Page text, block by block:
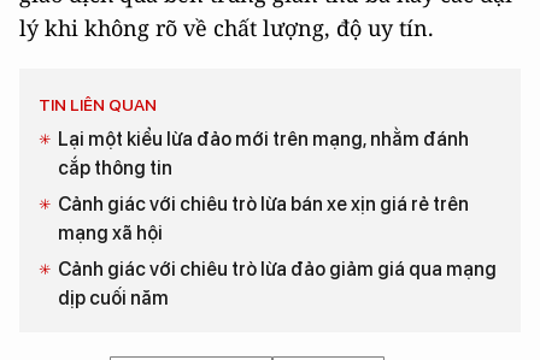
lý khi không rõ về chất lượng, độ uy tín.
TIN LIÊN QUAN
Lại một kiểu lừa đảo mới trên mạng, nhằm đánh
cắp thông tin
Cảnh giác với chiêu trò lừa bán xe xịn giá rẻ trên
mạng xã hội
Cảnh giác với chiêu trò lừa đảo giảm giá qua mạng
dịp cuối năm